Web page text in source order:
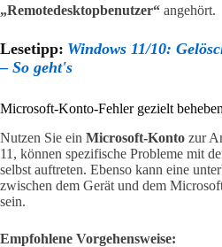
„Remotedesktopbenutzer“ angehört.
Lesetipp: Windows 11/10:
– So geht's
Microsoft-Konto-Fehler gezielt beheben
Nutzen Sie ein Microsoft-Konto zur
11, können spezifische Probleme mit
selbst auftreten. Ebenso kann eine
zwischen dem Gerät und dem
sein.
Empfohlene Vorgehensweise: